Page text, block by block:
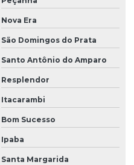
Nova Era
São Domingos do Prata
Santo Antônio do Amparo
Resplendor
Itacarambi
Bom Sucesso
Ipaba
Santa Margarida